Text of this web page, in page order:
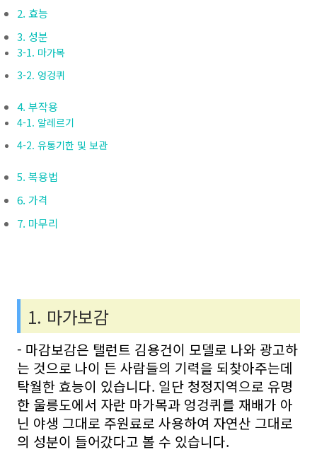
2. 효능
3. 성분
3-1. 마가목
3-2. 엉겅퀴
4. 부작용
4-1. 알레르기
4-2. 유통기한 및 보관
5. 복용법
6. 가격
7. 마무리
1. 마가보감
- 마감보감은 탤런트 김용건이 모델로 나와 광고하
는 것으로 나이 든 사람들의 기력을 되찾아주는데
탁월한 효능이 있습니다. 일단 청정지역으로 유명
한 울릉도에서 자란 마가목과 엉겅퀴를 재배가 아
닌 야생 그대로 주원료로 사용하여 자연산 그대로
의 성분이 들어갔다고 볼 수 있습니다.